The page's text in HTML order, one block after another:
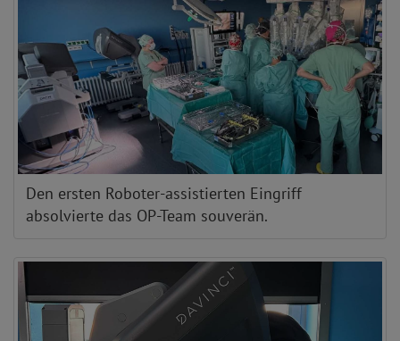
Den ersten Roboter-assistierten Eingriff
absolvierte das OP-Team souverän.